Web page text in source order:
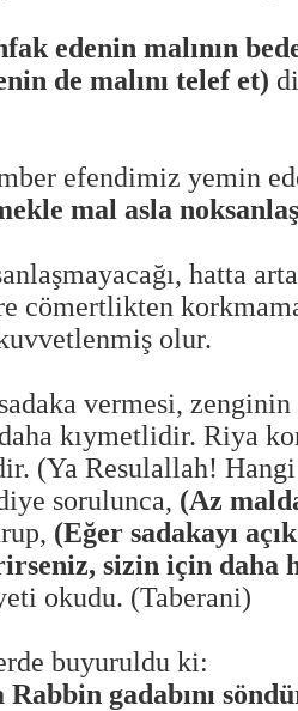
edenin malının
de malını telef et)
efendimiz yemin
mal asla
hatta
cömertlikten
olur.
vermesi, zenginin
kıymetlidir. Riya
(Ya Resulallah! Hangi
sorulunca, (Az
(Eğer sadakayı
sizin için daha
okudu. (Taberani)
buyuruldu ki:
Rabbin gadabını